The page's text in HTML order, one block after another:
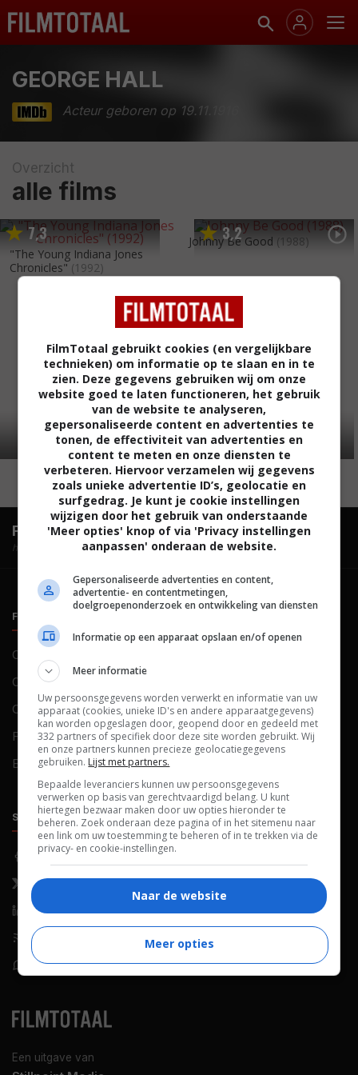
GEORGE HALL
Acteur geboren op 19.11.1916
Overzicht
alle films
7,3
"The Young Indiana Jones
Chronicles" (1992)
3,2
Johnny Be Good (1988)
FilmTotaal.Hét online filmoverzicht.
hosted by
Een uitgave van
FILMTOTAAL
Contact
Over ons
Colofon
FAQ
Blog
Cookies
Cookievoorkeuren
SOCIALS
Facebook
X (Twitter)
LinkedIn
RSS-feed
WhatsApp
ONTDEKKEN
Nieuws
Netflix
Films op tv
Bioscoop
FilmTotaal gebruikt cookies (en vergelijkbare
technieken) om informatie op te slaan en in te
zien. Deze gegevens gebruiken wij om onze
website goed te laten functioneren, het gebruik
van de website te analyseren,
gepersonaliseerde content en advertenties te
tonen, de effectiviteit van advertenties en
content te meten en onze diensten te
verbeteren. Hiervoor verzamelen wij gegevens
zoals unieke advertentie ID’s, geolocatie en
surfgedrag. Je kunt je cookie instellingen
wijzigen door het gebruik van onderstaande
'Meer opties' knop of via 'Privacy instellingen
aanpassen' onderaan de website.
Gepersonaliseerde advertenties en content,
advertentie- en contentmetingen,
doelgroepenonderzoek en ontwikkeling van diensten
Informatie op een apparaat opslaan en/of openen
Meer informatie
Uw persoonsgegevens worden verwerkt en informatie van uw
apparaat (cookies, unieke ID's en andere apparaatgegevens)
kan worden opgeslagen door, geopend door en gedeeld met
332 partners of specifiek door deze site worden gebruikt. Wij
en onze partners kunnen precieze geolocatiegegevens
gebruiken. Lijst met partners.
Bepaalde leveranciers kunnen uw persoonsgegevens
verwerken op basis van gerechtvaardigd belang. U kunt
hiertegen bezwaar maken door uw opties hieronder te
beheren. Zoek onderaan deze pagina of in het sitemenu naar
een link om uw toestemming te beheren of in te trekken via de
privacy- en cookie-instellingen.
Naar de website
Meer opties